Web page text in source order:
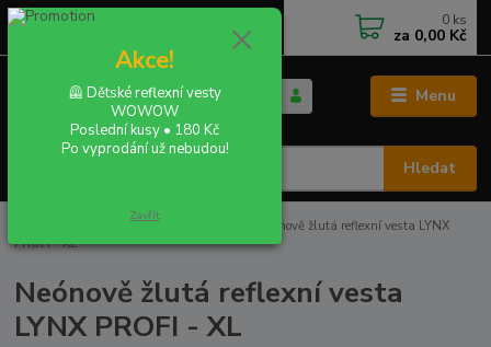
Menu
CZK
Hledat
+420 702 855 412
0 ks
za 0,00 Kč
REFLEXNÍ VESTY A BUNDY
Neónově žlutá reflexní vesta LYNX
PROFI - XL
Neónově žlutá reflexní vesta
LYNX PROFI - XL
Akce!
🦺 Dětské reflexní vesty
WOWOW
Poslední kusy • 180 Kč
Po vyprodání už nebudou!
Zavřít